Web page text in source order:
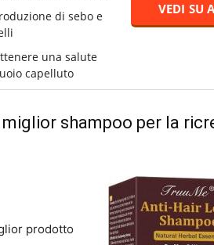
di sebo e
una salute
capelluto
VEDI SU
shampoo per la
prodotto